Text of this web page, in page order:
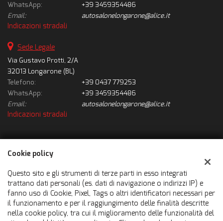
WhatsApp:
+39 3459354486
Email:
autosalonelongarone@alice.it
Indicazioni stradali
Sede Legale
Via Gustavo Protti, 2/A
32013 Longarone (BL)
Telefono:
+39 0437 779253
WhatsApp:
+39 3459354486
Email:
autosalonelongarone@alice.it
Indicazioni stradali
Dati fiscali:
Autosalone Longarone Srl
Via Gustavo Protti, 2/A, Longarone (BL)
C.F/P.IVA: 01010930251
Registro delle imprese:BL
Cookie policy
Questo sito e gli strumenti di terze parti in esso integrati
trattano dati personali (es. dati di navigazione o indirizzi IP) e
fanno uso di Cookie, Pixel, Tags o altri identificatori necessari per
il funzionamento e per il raggiungimento delle finalità descritte
nella cookie policy, tra cui il miglioramento delle funzionalità del